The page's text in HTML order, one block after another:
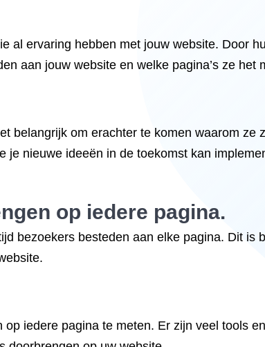
al ervaring hebben met jouw website. Door
aan jouw website en welke pagina’s ze het
belangrijk om erachter te komen waarom ze
nieuwe ideeën in de toekomst kan
op iedere pagina.
bezoekers besteden aan elke pagina. Dit is
iedere pagina te meten. Er zijn veel tools